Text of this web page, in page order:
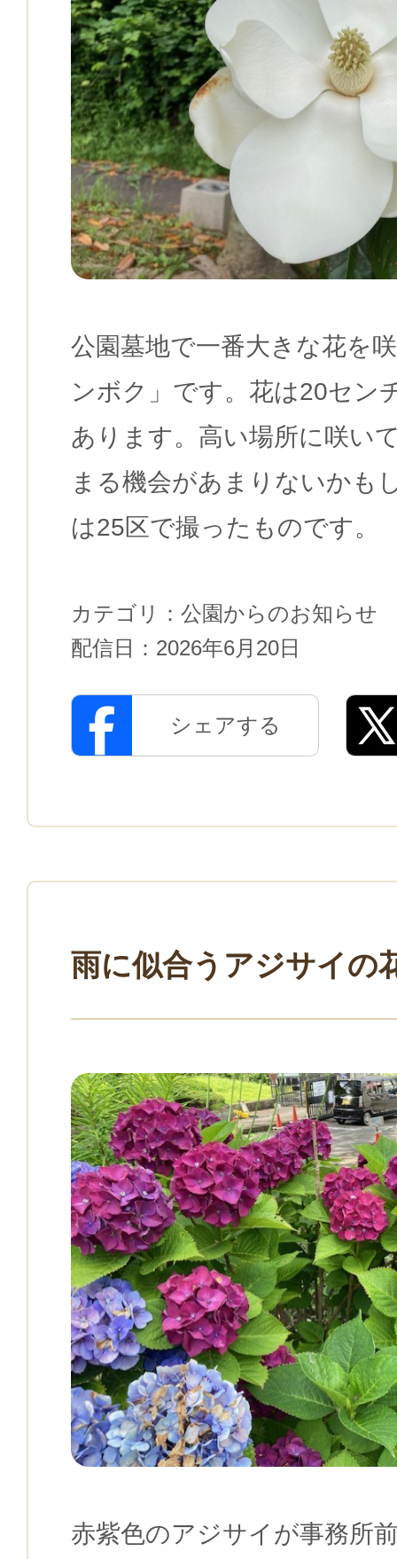
公園墓地で一番大きな花を
ンボク」です。花は20セン
あります。高い場所に咲い
まる機会があまりないかも
は25区で撮ったものです。
カテゴリ： 公園からのお知らせ
配信日： 2026年6月20日
シェアする
雨に似合うアジサイの
赤紫色のアジサイが事務所